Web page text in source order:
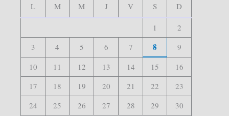
L M M J V S D
1
2
3
4 5 6 7 8
9
10
11 12 13 14 15
16
17
18 19 20 21 22
23
24
25 26 27 28 29
30